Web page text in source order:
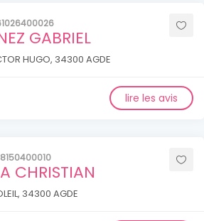
GABRIEL
HUGO, 34300 AGDE
lire les avis
CHRISTIAN
34300 AGDE